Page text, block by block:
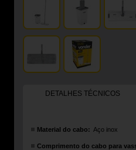
DETALHES TÉCNICOS
Material do cabo: Aço inox
Comprimento do cabo para